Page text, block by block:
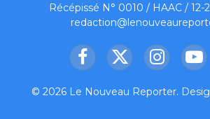
Récépissé N° 0010 / HAAC / 12-
Facebook
X
Instagram
© 2026 Le Nouveau Reporter.